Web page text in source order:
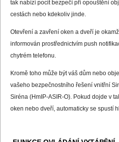
tak nabízí pocit bezpečí při opouštění
cestách nebo kdekoliv jinde.
Otevření a zavření oken a dveří je
informován prostřednictvím push
chytrém telefonu.
Kromě toho může být váš dům nebo
vašeho bezpečnostního řešení vnitřní
Siréna (HmIP-ASIR-O). Pokud dojde v
oken nebo dveří, automaticky se spustí